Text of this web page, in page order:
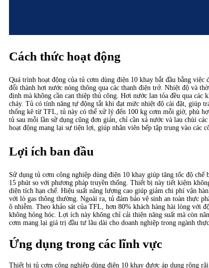
Cách thức hoạt động
Quá trình hoạt động của tủ cơm dùng điện 10 khay bắt đầu bằng
đổi thành hơi nước nóng thông qua các thanh điện trở. Nhiệt độ và
định mà không cần can thiệp thủ công. Hơi nước lan tỏa đều qua các
cháy. Tủ có tính năng tự động tắt khi đạt mức nhiệt độ cài đặt, giúp
thống kê từ TFL, tủ này có thể xử lý đến 100 kg cơm mỗi giờ, phù
tủ sau mỗi lần sử dụng cũng đơn giản, chỉ cần xả nước và lau chùi
hoạt động mang lại sự tiện lợi, giúp nhân viên bếp tập trung vào các
Lợi ích ban đầu
Sử dụng tủ cơm công nghiệp dùng điện 10 khay giúp tăng tốc độ
15 phút so với phương pháp truyền thống. Thiết bị này tiết kiệm
diện tích hạn chế. Hiệu suất năng lượng cao giúp giảm chi phí vận
với lò gas thông thường. Ngoài ra, tủ đảm bảo vệ sinh an toàn thực
ô nhiễm. Theo khảo sát của TFL, hơn 80% khách hàng hài lòng với
không hỏng hóc. Lợi ích này không chỉ cải thiện năng suất mà còn
cơm mang lại giá trị đầu tư lâu dài cho doanh nghiệp trong ngành thực
Ứng dụng trong các lĩnh vực
Thiết bị tủ cơm công nghiệp dùng điện 10 khay được áp dụng rộng